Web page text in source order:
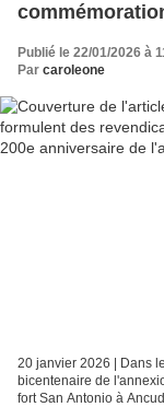
l'annexion de
Publié le 22/01/2026 à
Par caroleone
20 janvier 2026 | Dans
bicentenaire de
fort San Antonio à